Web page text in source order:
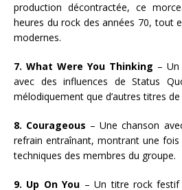
production décontractée, ce
heures du rock des années 70, tout
modernes.
7. What Were You Thinking –
avec des influences de Status
mélodiquement que d’autres titres de
8. Courageous – Une chanson
refrain entraînant, montrant une fois
techniques des membres du groupe.
9. Up On You – Un titre rock festif